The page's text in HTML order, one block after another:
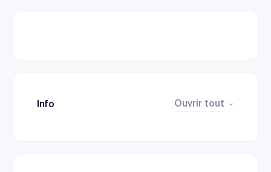
Info Ouvrir tout